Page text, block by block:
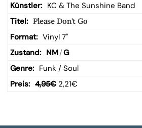
KC & The Sunshine Band
Please Don't Go
Vinyl 7"
NM/G
Funk / Soul
4,95€ 2,21€